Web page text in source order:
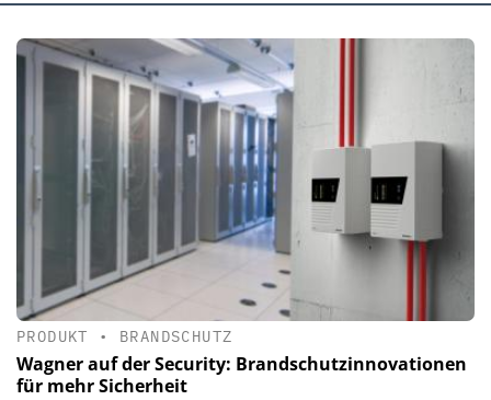
PRODUKT • BRANDSCHUTZ
Wagner auf der Security: Brandschutzinnovationen
für mehr Sicherheit